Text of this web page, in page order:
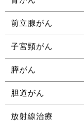
前立腺がん
子宮頸がん
膵がん
胆道がん
放射線治療